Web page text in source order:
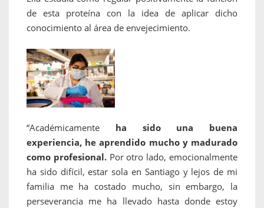
de esta proteína con la idea de aplicar dicho
conocimiento al área de envejecimiento.
“Académicamente ha sido una buena
experiencia, he aprendido mucho y madurado
como profesional.Por otro lado, emocionalmente
ha sido difícil, estar sola en Santiago y lejos de mi
familia me ha costado mucho, sin embargo, la
perseverancia me ha llevado hasta donde estoy